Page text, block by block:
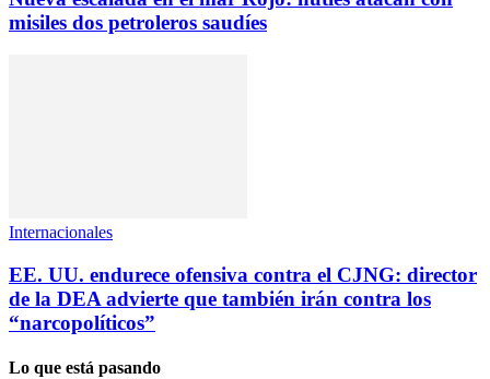
misiles dos petroleros saudíes
Internacionales
EE. UU. endurece ofensiva contra el CJNG: director
de la DEA advierte que también irán contra los
“narcopolíticos”
Lo que está pasando